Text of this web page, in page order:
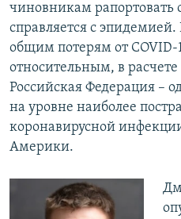
чиновникам рапортовать
справляется с
общим потерям от COVID-
относительным, в
Российская Федерация –
на уровне наиболее
коронавирусной
Америки.